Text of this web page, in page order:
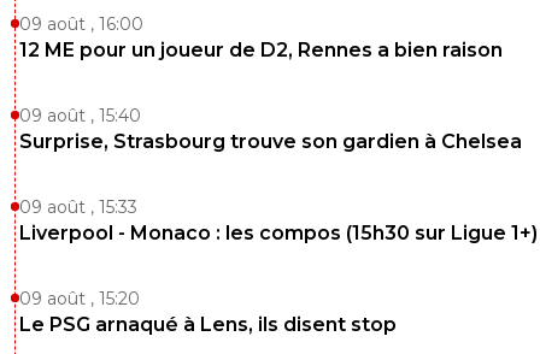
09 août , 16:00
12 ME pour un joueur de D2, Rennes a bien raison
09 août , 15:40
Surprise, Strasbourg trouve son gardien à Chelsea
09 août , 15:33
Liverpool - Monaco : les compos (15h30 sur Ligue 1+)
09 août , 15:20
Le PSG arnaqué à Lens, ils disent stop